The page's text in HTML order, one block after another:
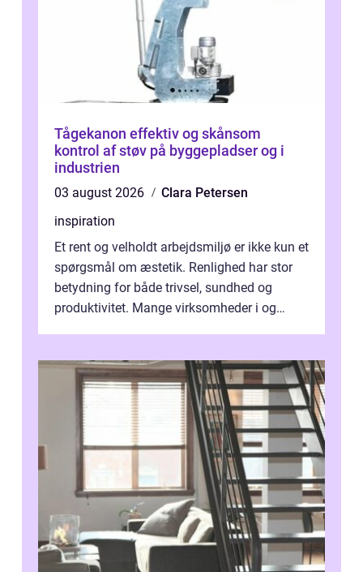
Tågekanon effektiv og skånsom
kontrol af støv på byggepladser og i
industrien
03 august 2026
Clara Petersen
inspiration
Et rent og velholdt arbejdsmiljø er ikke kun et
spørgsmål om æstetik. Renlighed har stor
betydning for både trivsel, sundhed og
produktivitet. Mange virksomheder i og